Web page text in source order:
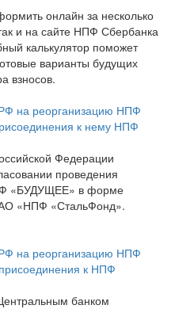
онлайн за несколько
и на сайте НПФ Сбербанка
калькулятор поможет
варианты будущих
взносов.
на реорганизацию НПФ
к нему НПФ
Федерации
проведения
«БУДУЩЕЕ» в форме
«НПФ «СтальФонд».
на реорганизацию НПФ
к НПФ
банком